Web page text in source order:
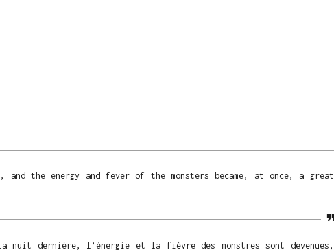
the energy and fever of the monsters became, at once, a great
nuit dernière, l’énergie et la fièvre des monstres sont devenues,